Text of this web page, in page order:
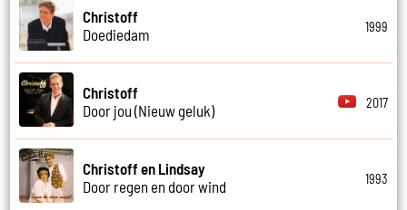
Christoff
Doediedam
1999
Christoff
Door jou (Nieuw geluk)
2017
Christoff en Lindsay
Door regen en door wind
1993